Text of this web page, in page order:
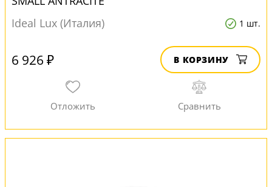
Ideal Lux (Италия)
1 шт.
6 926 ₽ В КОРЗИНУ